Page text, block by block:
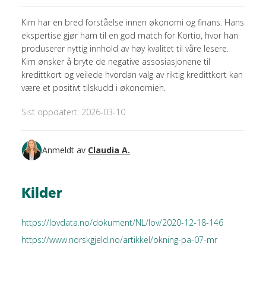
Kim har en bred forståelse innen økonomi og finans. Hans
ekspertise gjør ham til en god match for Kortio, hvor han
produserer nyttig innhold av høy kvalitet til våre lesere.
Kim ønsker å bryte de negative assosiasjonene til
kredittkort og veilede hvordan valg av riktig kredittkort kan
være et positivt tilskudd i økonomien.
Sist oppdatert: 2026-03-10
Anmeldt av Claudia A.
Kilder
https://lovdata.no/dokument/NL/lov/2020-12-18-146
https://www.norskgjeld.no/artikkel/okning-pa-07-mr